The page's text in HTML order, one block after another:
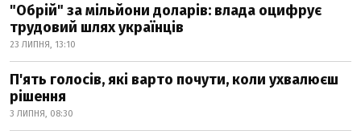
"Обрій" за мільйони доларів: влада оцифрує
трудовий шлях українців
23 ЛИПНЯ, 13:10
П'ять голосів, які варто почути, коли ухвалюєш
рішення
3 ЛИПНЯ, 08:30